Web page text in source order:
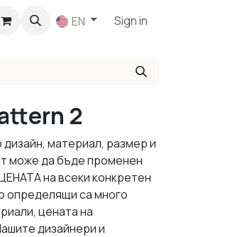
EN Sign in
2
материал, размер и
може да бъде променен
на всеки конкретен
определящи са много
цената на
дизайнери и